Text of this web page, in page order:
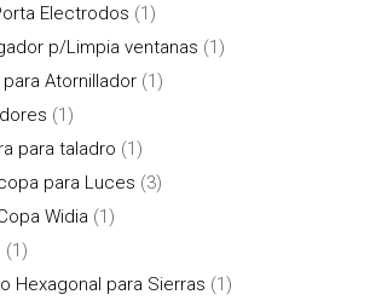
Electrodos (1)
p/Limpia ventanas (1)
para Atornillador (1)
(1)
para taladro (1)
para Luces (3)
Widia (1)
(1)
Hexagonal para Sierras (1)